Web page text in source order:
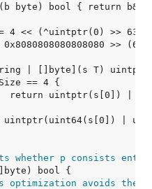
whether p consists
optimization avoids the